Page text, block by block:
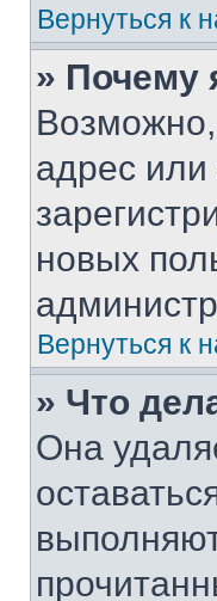
Вернуться к
» Почему
адрес
новых
Вернуться к
» Что
Она